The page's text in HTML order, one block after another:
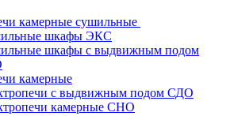
камерные сушильные
шкафы ЭКС
шкафы с выдвижным подом
камерные
с выдвижным подом СДО
камерные СНО